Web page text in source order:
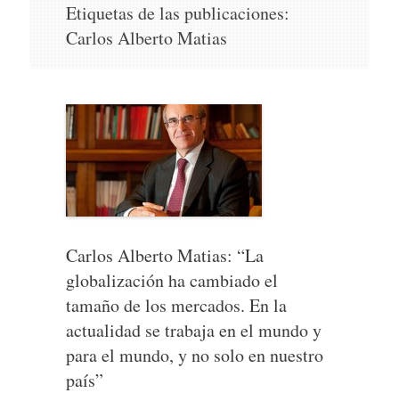
contenido
Etiquetas de las publicaciones:
Carlos Alberto Matias
Carlos Alberto Matias: “La
globalización ha cambiado el
tamaño de los mercados. En la
actualidad se trabaja en el mundo y
para el mundo, y no solo en nuestro
país”